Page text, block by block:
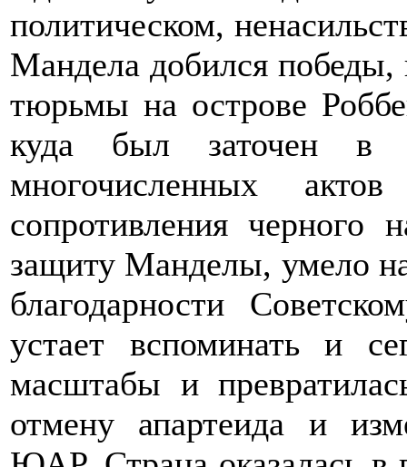
политическом,
Мандела добился
тюрьмы на острове
куда был заточен в
многочисленных
сопротивления черного
защиту Манделы, умело
благодарности
устает вспоминать и
масштабы и
отмену апартеида и